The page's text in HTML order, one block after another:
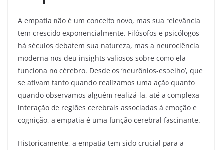
A empatia não é um conceito novo, mas sua relevância
tem crescido exponencialmente. Filósofos e psicólogos
há séculos debatem sua natureza, mas a neurociência
moderna nos deu insights valiosos sobre como ela
funciona no cérebro. Desde os ‘neurônios-espelho’, que
se ativam tanto quando realizamos uma ação quanto
quando observamos alguém realizá-la, até a complexa
interação de regiões cerebrais associadas à emoção e
cognição, a empatia é uma função cerebral fascinante.
Historicamente, a empatia tem sido crucial para a